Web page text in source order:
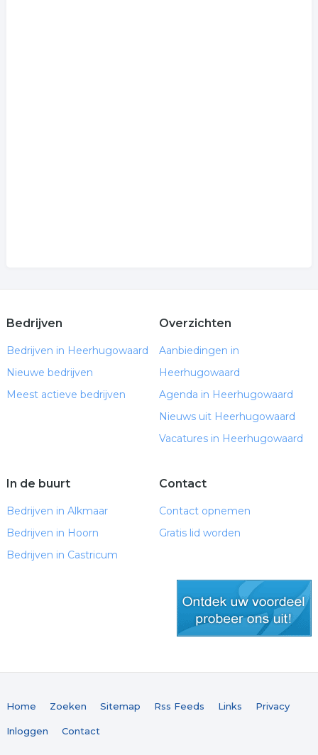
Bedrijven
Bedrijven in Heerhugowaard
Nieuwe bedrijven
Meest actieve bedrijven
Overzichten
Aanbiedingen in
Heerhugowaard
Agenda in Heerhugowaard
Nieuws uit Heerhugowaard
Vacatures in Heerhugowaard
In de buurt
Bedrijven in Alkmaar
Bedrijven in Hoorn
Bedrijven in Castricum
Contact
Contact opnemen
Gratis lid worden
Home Zoeken Sitemap Rss Feeds Links Privacy
Inloggen Contact